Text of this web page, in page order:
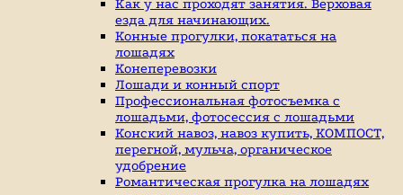
Как у нас проходят занятия. Верховая
езда для начинающих.
Конные прогулки, покататься на
лошадях
Конеперевозки
Лошади и конный спорт
Профессиональная фотосъемка с
лошадьми, фотосессия с лошадьми
Конский навоз, навоз купить, КОМПОСТ,
перегной, мульча, органическое
удобрение
Романтическая прогулка на лошадях